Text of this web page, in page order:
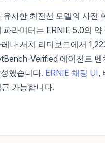
유사한 최전선 모델의 사
파라미터는 ERNIE 5.0의
나 서치 리더보드에서
Verified 에이전트
했습니다. ERNIE 채팅 UI
가능합니다.